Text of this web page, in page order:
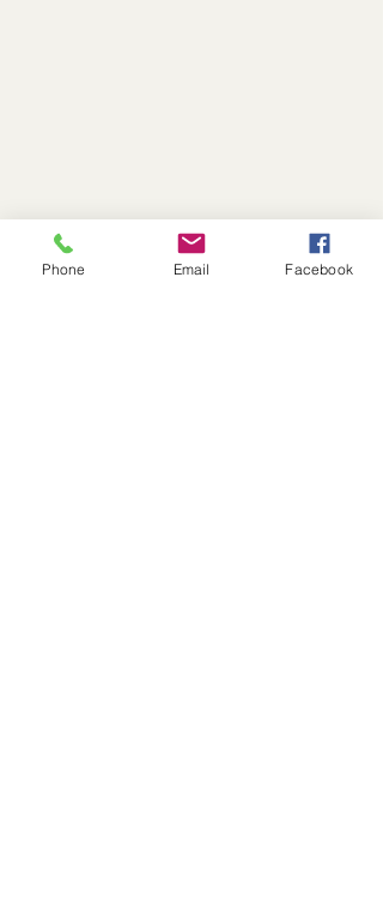
Phone Email Facebook